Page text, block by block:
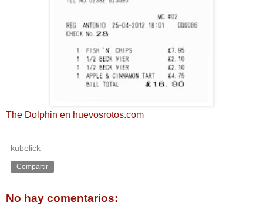
The Dolphin en huevosrotos.com
kubelick
Compartir
No hay comentarios: